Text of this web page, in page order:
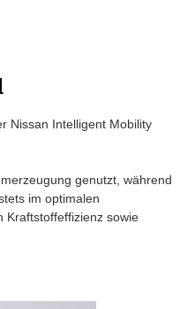
Nissan Intelligent Mobility
genutzt, während
im optimalen
Kraftstoffeffizienz sowie